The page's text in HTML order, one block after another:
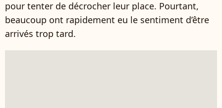
pour tenter de décrocher leur place. Pourtant,
beaucoup ont rapidement eu le sentiment d’être
arrivés trop tard.